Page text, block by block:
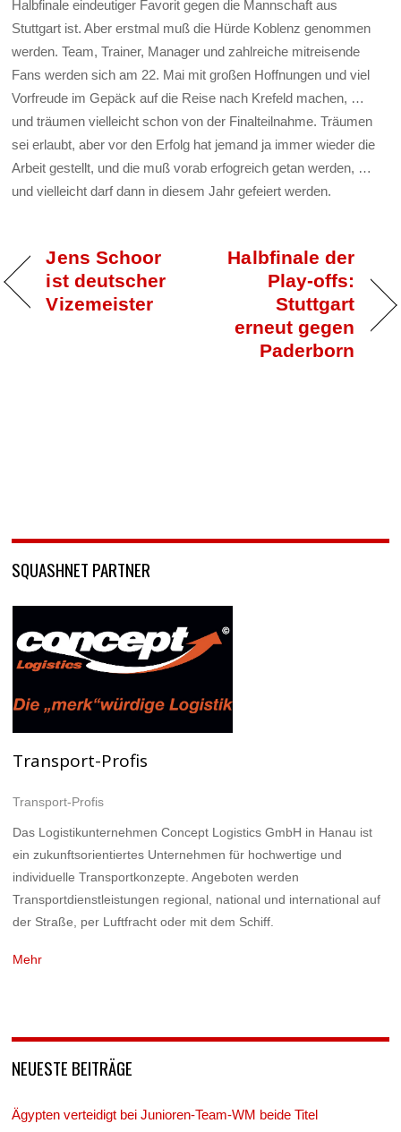
Halbfinale eindeutiger Favorit gegen die Mannschaft aus
Stuttgart ist. Aber erstmal muß die Hürde Koblenz genommen
werden. Team, Trainer, Manager und zahlreiche mitreisende
Fans werden sich am 22. Mai mit großen Hoffnungen und viel
Vorfreude im Gepäck auf die Reise nach Krefeld machen, …
und träumen vielleicht schon von der Finalteilnahme. Träumen
sei erlaubt, aber vor den Erfolg hat jemand ja immer wieder die
Arbeit gestellt, und die muß vorab erfogreich getan werden, …
und vielleicht darf dann in diesem Jahr gefeiert werden.
Jens Schoor
ist deutscher
Vizemeister
Halbfinale der
Play-offs:
Stuttgart
erneut gegen
Paderborn
SQUASHNET PARTNER
Transport-Profis
Transport-Profis
Das Logistikunternehmen Concept Logistics GmbH in Hanau ist
ein zukunftsorientiertes Unternehmen für hochwertige und
individuelle Transportkonzepte. Angeboten werden
Transportdienstleistungen regional, national und international auf
der Straße, per Luftfracht oder mit dem Schiff.
Mehr
NEUESTE BEITRÄGE
Ägypten verteidigt bei Junioren-Team-WM beide Titel